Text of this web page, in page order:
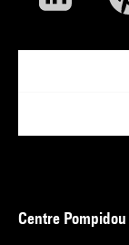
Centre Pompidou